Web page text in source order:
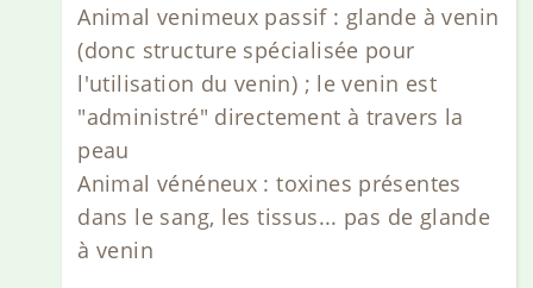
Animal venimeux passif : glande à venin
(donc structure spécialisée pour
l'utilisation du venin) ; le venin est
"administré" directement à travers la
peau
Animal vénéneux : toxines présentes
dans le sang, les tissus... pas de glande
à venin